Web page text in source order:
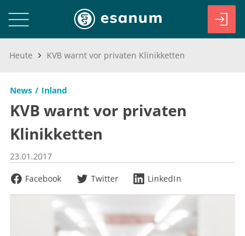
Heute KVB warnt vor privaten Klinikketten
News Inland
KVB warnt vor privaten
Klinikketten
23.01.2017
Facebook
Twitter LinkedIn